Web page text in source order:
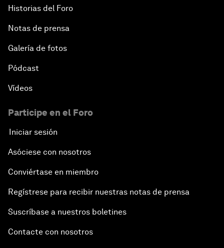
Historias del Foro
Notas de prensa
Galería de fotos
Pódcast
Vídeos
Participe en el Foro
Iniciar sesión
Asóciese con nosotros
Conviértase en miembro
Regístrese para recibir nuestras notas de prensa
Suscríbase a nuestros boletines
Contacte con nosotros